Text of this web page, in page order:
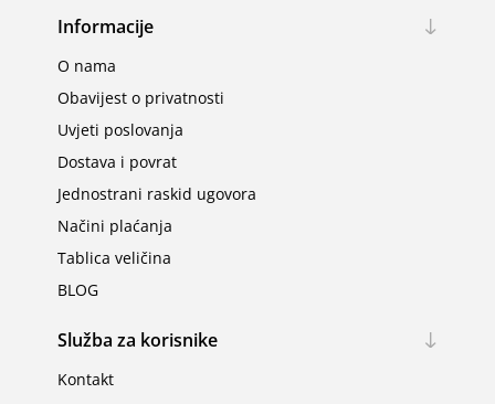
Informacije
O nama
Obavijest o privatnosti
Uvjeti poslovanja
Dostava i povrat
Jednostrani raskid ugovora
Načini plaćanja
Tablica veličina
BLOG
Služba za korisnike
Kontakt